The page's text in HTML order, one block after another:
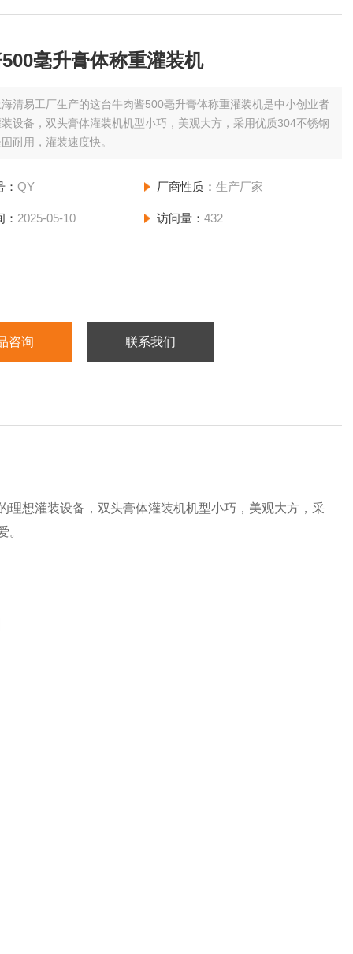
毫升膏体称重灌装机
清易工厂生产的这台牛肉酱500毫升膏体称重灌装机是中小创业者
设备，双头膏体灌装机机型小巧，美观大方，采用优质304不锈钢
耐用，灌装速度快。
：QY 厂商性质： 生产厂家
2025-05-10 访问量： 432
咨询 联系我们
理想灌装设备，双头膏体灌装机机型小巧，美观大方，采
。